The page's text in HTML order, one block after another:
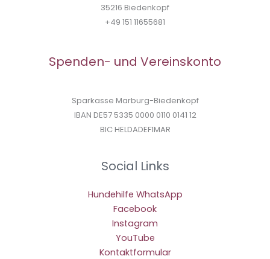
35216 Biedenkopf
+49 151 11655681
Spenden- und Vereinskonto
Sparkasse Marburg-Biedenkopf
IBAN DE57 5335 0000 0110 0141 12
BIC HELDADEF1MAR
Social Links
Hundehilfe WhatsApp
Facebook
Instagram
YouTube
Kontaktformular